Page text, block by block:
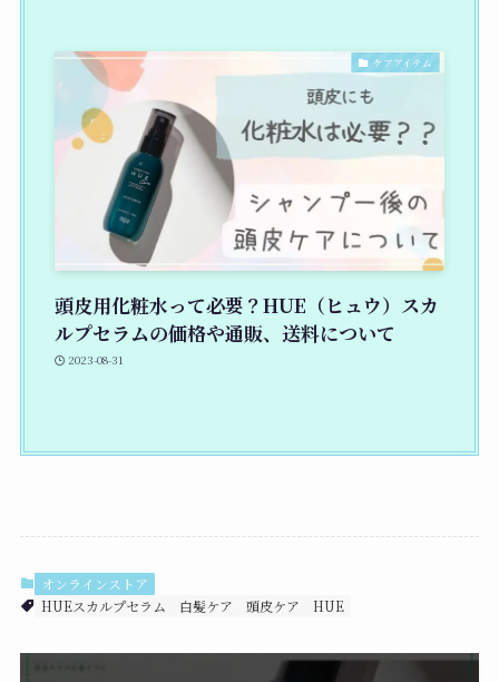
ケアアイテム
頭皮用化粧水って必要？HUE（ヒュウ）スカ
ルプセラムの価格や通販、送料について
2023-08-31
オンラインストア
HUEスカルプセラム
白髪ケア 頭皮ケア HUE